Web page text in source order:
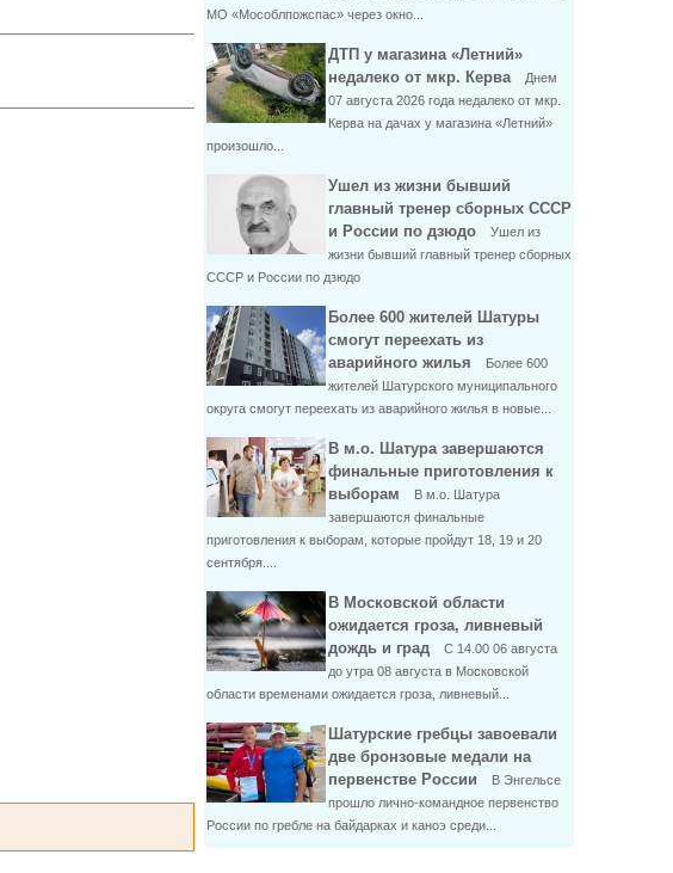
МО «Мособлпожспас» через окно...
ДТП у магазина «Летний»
недалеко от мкр. Керва
Днем
07 августа 2026 года недалеко от мкр.
Керва на дачах у магазина «Летний»
произошло...
Ушел из жизни бывший
главный тренер сборных СССР
и России по дзюдо
Ушел из
жизни бывший главный тренер сборных
СССР и России по дзюдо
Более 600 жителей Шатуры
смогут переехать из
аварийного жилья
Более 600
жителей Шатурского муниципального
округа смогут переехать из аварийного жилья в новые...
В м.о. Шатура завершаются
финальные приготовления к
выборам
В м.о. Шатура
завершаются финальные
приготовления к выборам, которые пройдут 18, 19 и 20
сентября....
В Московской области
ожидается гроза, ливневый
дождь и град
С 14.00 06 августа
до утра 08 августа в Московской
области временами ожидается гроза, ливневый...
Шатурские гребцы завоевали
две бронзовые медали на
первенстве России
В Энгельсе
прошло лично-командное первенство
России по гребле на байдарках и каноэ среди...